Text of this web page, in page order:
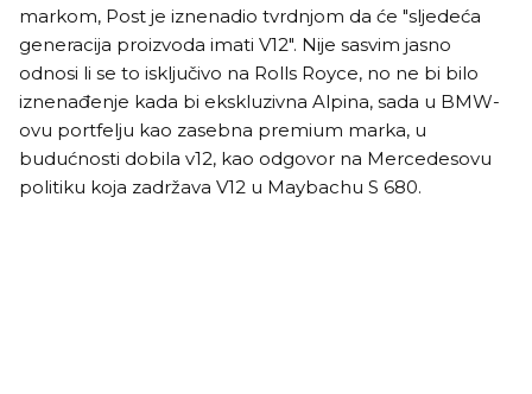
markom, Post je iznenadio tvrdnjom da će "sljedeća
generacija proizvoda imati V12". Nije sasvim jasno
odnosi li se to isključivo na Rolls Royce, no ne bi bilo
iznenađenje kada bi ekskluzivna Alpina, sada u BMW-
ovu portfelju kao zasebna premium marka, u
budućnosti dobila v12, kao odgovor na Mercedesovu
politiku koja zadržava V12 u Maybachu S 680.